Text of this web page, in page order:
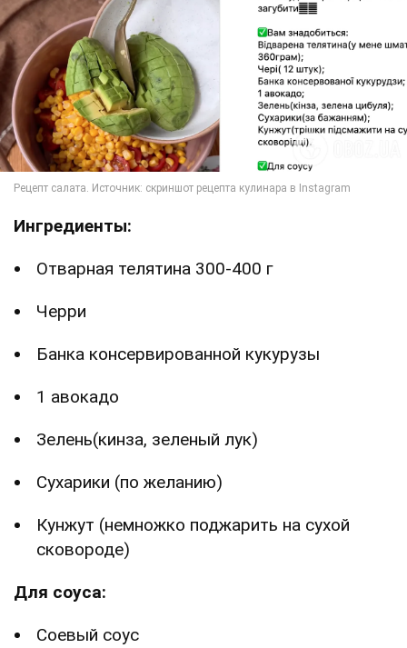
Ингредиенты:
Отварная телятина 300-400 г
Черри
Банка консервированной кукурузы
1 авокадо
Зелень(кинза, зеленый лук)
Сухарики (по желанию)
Кунжут (немножко поджарить на сухой
сковороде)
Для соуса:
Соевый соус